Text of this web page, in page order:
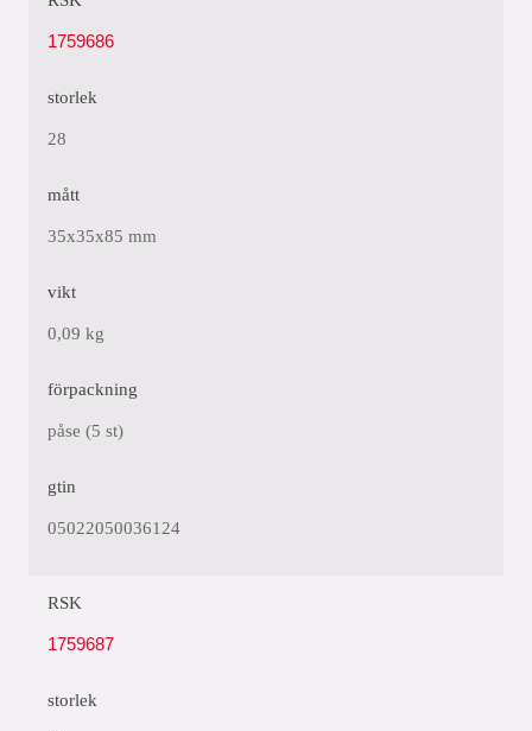
1759686
storlek
28
mått
35x35x85 mm
vikt
0,09 kg
förpackning
påse (5 st)
gtin
05022050036124
RSK
1759687
storlek